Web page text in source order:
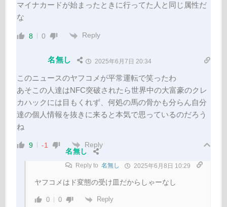
マイナカードが始まったときに行ってた人と同じ属性だ
な
8 0 Reply
名無し 2025年6月7日 20:34
このニュースのヤフコメが平常運転で笑ったわ
あそこの人達はNFC突破されたら世界中の大富豪のクレ
カハックには目もくれず、何処の馬の骨かも分らん自分
達の個人情報を抜きに来ると本気で思っているのだろう
ね
9 -1
Reply
名無し
Reply to 名無し 2025年6月8日 10:29
ヤフコメはド変態の受け皿だからしゃーなし
0 0 Reply